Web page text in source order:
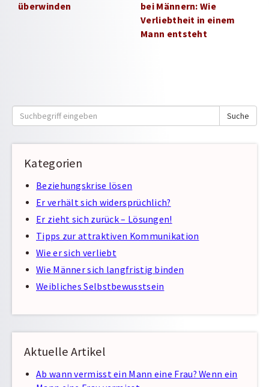
überwinden
bei Männern: Wie
Verliebtheit in einem
Mann entsteht
Suche
nach:
Suche
Kategorien
Beziehungskrise lösen
Er verhält sich widersprüchlich?
Er zieht sich zurück – Lösungen!
Tipps zur attraktiven Kommunikation
Wie er sich verliebt
Wie Männer sich langfristig binden
Weibliches Selbstbewusstsein
Aktuelle Artikel
Ab wann vermisst ein Mann eine Frau? Wenn ein